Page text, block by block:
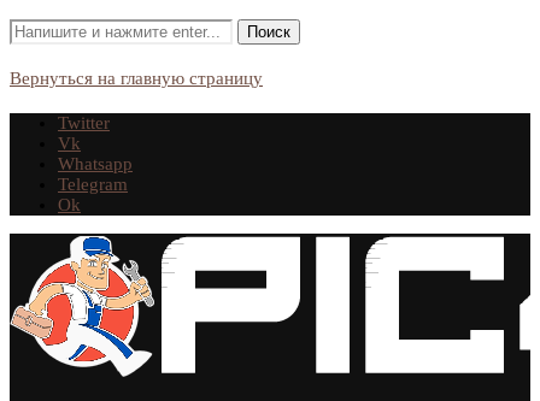
Вернуться на главную страницу
Twitter
Vk
Whatsapp
Telegram
Ok